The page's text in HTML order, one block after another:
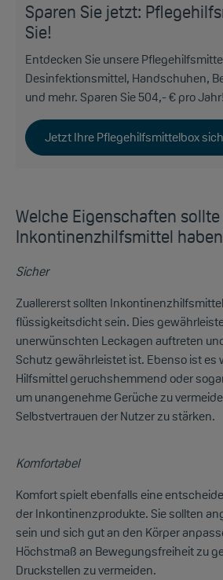
Sparen Sie jetzt:
Sie!
Entdecken Sie unsere
Desinfektionsmittel, Handschuhen,
und mehr. Sparen Sie 504,- € pro Jahr!
Jetzt Ihre Pflegehilfsmittelbox
Welche Eigenschaften
Inkontinenzhilfsmittel
Sicher
Zuallererst sollten
flüssigkeitsdicht sein. Dies
unerwünschten Leckagen auftreten
Schutz gewährleistet ist. Ebenso ist es
Hilfsmittel geruchshemmend oder
um unangenehme Gerüche zu
Selbstvertrauen der Nutzer zu stärken.
Komfortabel
Komfort spielt ebenfalls eine
der Inkontinenzprodukte. Sie sollten
sein und sich gut an den Körper
Höchstmaß an Bewegungsfreiheit zu
Druckstellen zu vermeiden.